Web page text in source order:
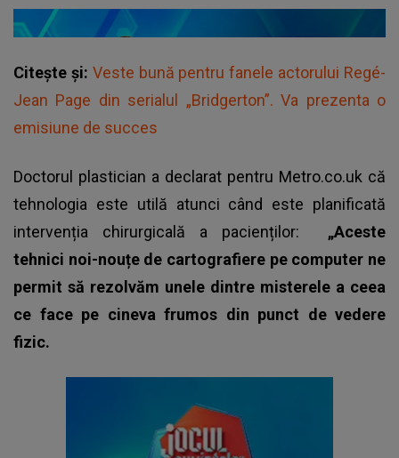
Citește și: Veste bună pentru fanele actorului Regé-
Jean Page din serialul „Bridgerton”. Va prezenta o
emisiune de succes
Doctorul plastician a declarat pentru Metro.co.uk că
tehnologia este utilă atunci când este planificată
intervenția chirurgicală a pacienților: „Aceste
tehnici noi-nouțe de cartografiere pe computer ne
permit să rezolvăm unele dintre misterele a ceea
ce face pe cineva frumos din punct de vedere
fizic.